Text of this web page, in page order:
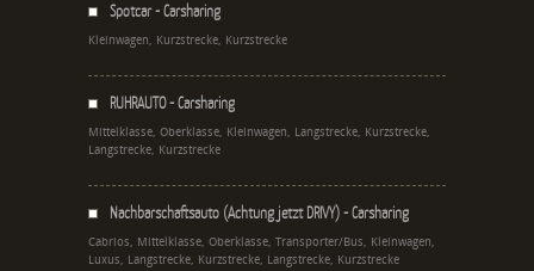
Spotcar - Carsharing
Kleinwagen, Kurzstrecke, Kurzstrecke
RUHRAUTO - Carsharing
Mittelklasse, Oberklasse, Kleinwagen, Langstrecke, Kurzstrecke,
Langstrecke, Kurzstrecke
Nachbarschaftsauto (Achtung jetzt DRIVY) - Carsharing
Cabrios, Mittelklasse, Oberklasse, Transporter/Bus, Kleinwagen,
Luxus, Langstrecke, Kurzstrecke, Langstrecke, Kurzstrecke